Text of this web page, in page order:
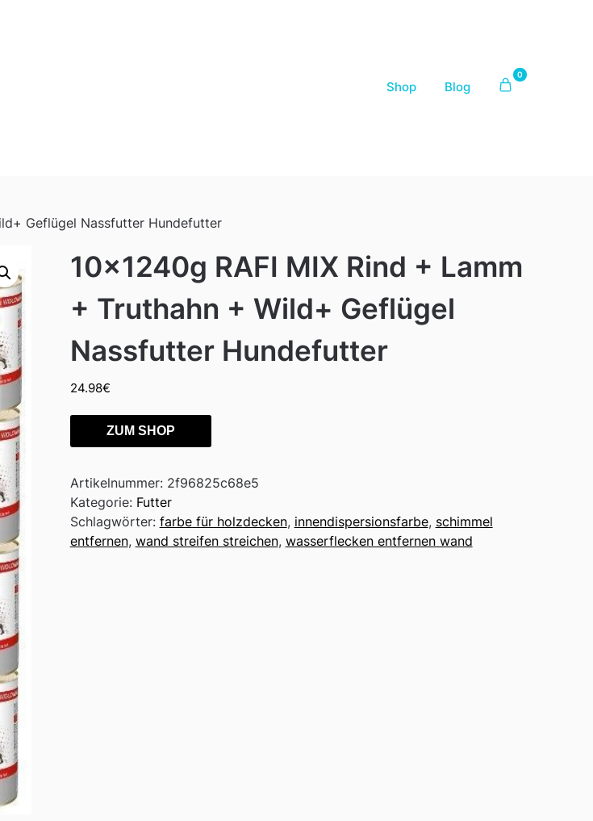
Shop Blog
0
Geflügel Nassfutter Hundefutter
10x1240g RAFI MIX Rind + Lamm
+ Truthahn + Wild+ Geflügel
Nassfutter Hundefutter
24.98€
ZUM SHOP
Artikelnummer: 2f96825c68e5
Kategorie: Futter
Schlagwörter: farbe für holzdecken, innendispersionsfarbe, schimmel
entfernen, wand streifen streichen, wasserflecken entfernen wand